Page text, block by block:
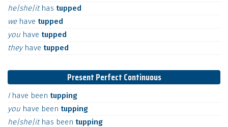
he|she|it has tupped
we have tupped
you have tupped
they have tupped
Present Perfect Continuous
I have been tupping
you have been tupping
he|she|it has been tupping